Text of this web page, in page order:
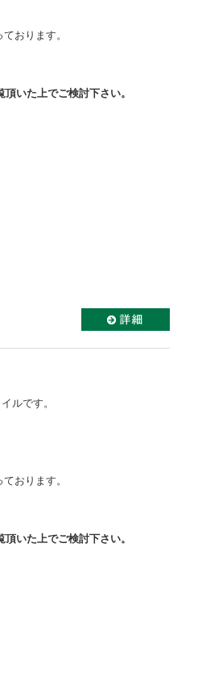
おります。
いた上でご検討下さい。
ルです。
おります。
いた上でご検討下さい。